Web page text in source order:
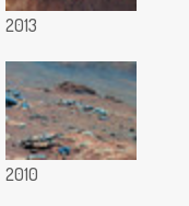
2013
2010